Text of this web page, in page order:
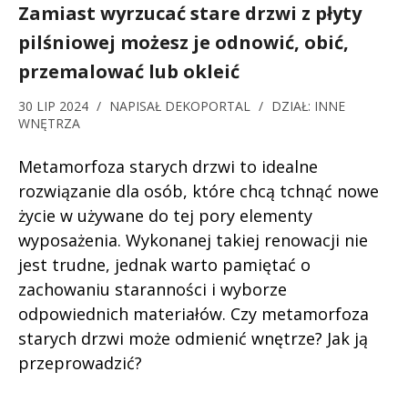
Zamiast wyrzucać stare drzwi z płyty
pilśniowej możesz je odnowić, obić,
przemalować lub okleić
30 LIP 2024 / NAPISAŁ DEKOPORTAL / DZIAŁ: INNE
WNĘTRZA
Metamorfoza starych drzwi to idealne
rozwiązanie dla osób, które chcą tchnąć nowe
życie w używane do tej pory elementy
wyposażenia. Wykonanej takiej renowacji nie
jest trudne, jednak warto pamiętać o
zachowaniu staranności i wyborze
odpowiednich materiałów. Czy metamorfoza
starych drzwi może odmienić wnętrze? Jak ją
przeprowadzić?